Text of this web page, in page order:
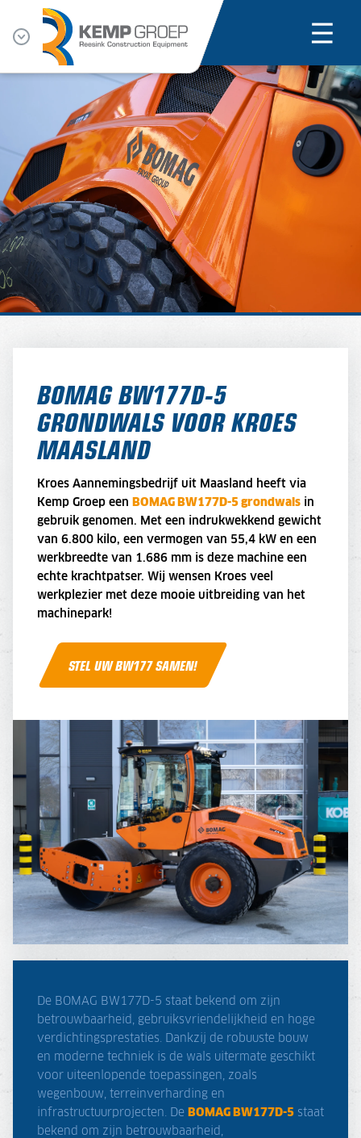
BOMAG BW177D-5
GRONDWALS VOOR KROES
MAASLAND
Kroes Aannemingsbedrijf uit Maasland heeft via
Kemp Groep een BOMAG BW177D-5 grondwals in
gebruik genomen. Met een indrukwekkend gewicht
van 6.800 kilo, een vermogen van 55,4 kW en een
werkbreedte van 1.686 mm is deze machine een
echte krachtpatser. Wij wensen Kroes veel
werkplezier met deze mooie uitbreiding van het
machinepark!
STEL UW BW177 SAMEN!
De BOMAG BW177D-5 staat bekend om zijn
betrouwbaarheid, gebruiksvriendelijkheid en hoge
verdichtingsprestaties. Dankzij de robuuste bouw
en moderne techniek is de wals uitermate geschikt
voor uiteenlopende toepassingen, zoals
wegenbouw, terreinverharding en
infrastructuurprojecten. De BOMAG BW177D-5 staat
bekend om zijn betrouwbaarheid,